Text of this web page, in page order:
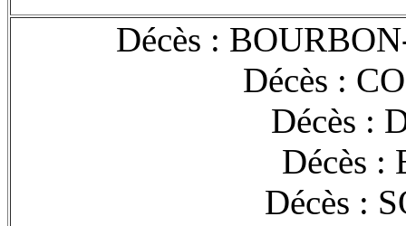
Décès :
Décès :
Décès :
Décès :
Décès :